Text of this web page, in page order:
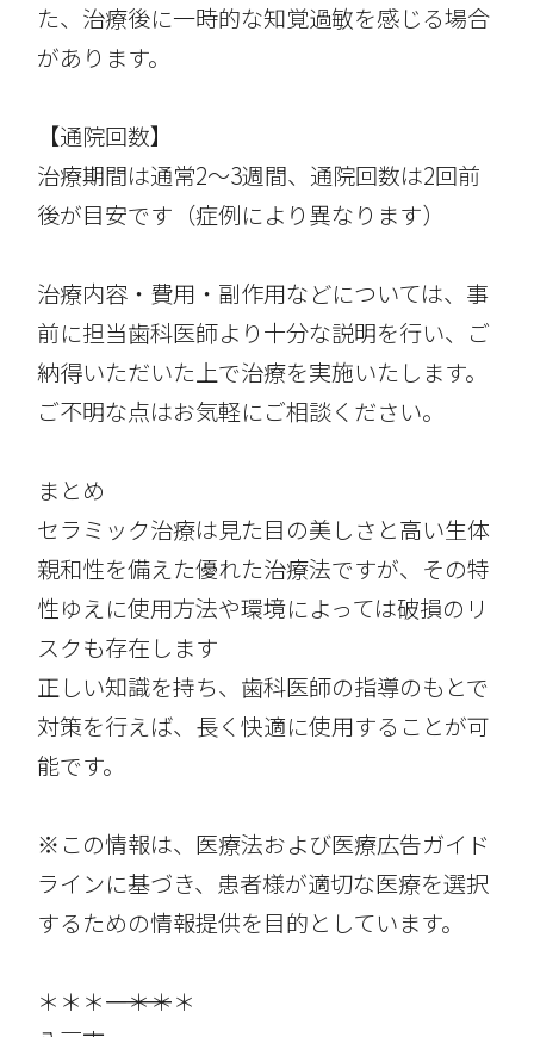
た、治療後に一時的な知覚過敏を感じる場合
があります。
【通院回数】
治療期間は通常2〜3週間、通院回数は2回前
後が目安です（症例により異なります）
治療内容・費用・副作用などについては、事
前に担当歯科医師より十分な説明を行い、ご
納得いただいた上で治療を実施いたします。
ご不明な点はお気軽にご相談ください。
まとめ
セラミック治療は見た目の美しさと高い生体
親和性を備えた優れた治療法ですが、その特
性ゆえに使用方法や環境によっては破損のリ
スクも存在します
正しい知識を持ち、歯科医師の指導のもとで
対策を行えば、長く快適に使用することが可
能です。
※この情報は、医療法および医療広告ガイド
ラインに基づき、患者様が適切な医療を選択
するための情報提供を目的としています。
＊＊＊――――――――――――――――＊＊＊